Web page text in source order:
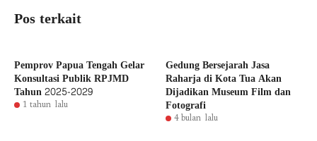
Pos terkait
Pemprov Papua Tengah Gelar
Konsultasi Publik RPJMD
Tahun 2025-2029
1 tahun lalu
Gedung Bersejarah Jasa
Raharja di Kota Tua Akan
Dijadikan Museum Film dan
Fotografi
4 bulan lalu